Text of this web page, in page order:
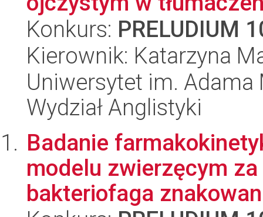
Konkurs: PRELUDIUM
Kierownik: Katarzyna
Uniwersytet im.
Wydział Anglistyki
Badanie
modelu zwierzęcym
bakteriofaga